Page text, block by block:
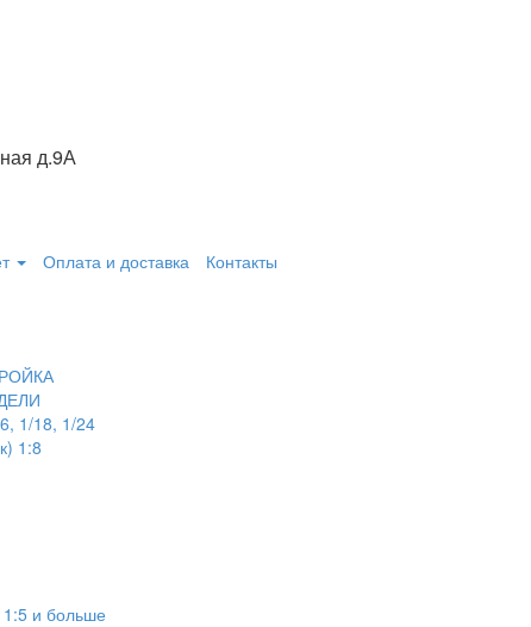
д.9А
Оплата и доставка
Контакты
1/18, 1/24
1:8
и больше